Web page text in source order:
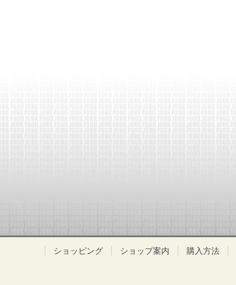
ショッピング ショップ案内 購入方法